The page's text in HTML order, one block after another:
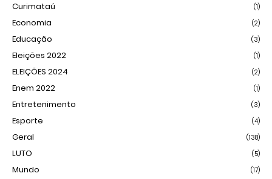
Curimataú (1)
Economia (2)
Educação (3)
Eleições 2022 (1)
ELEIÇÕES 2024 (2)
Enem 2022 (1)
Entretenimento (3)
Esporte (4)
Geral (138)
LUTO (5)
Mundo (17)